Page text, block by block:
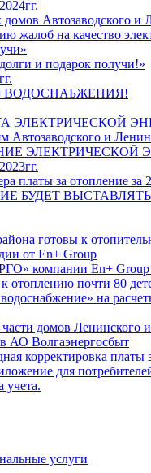
Автозаводского и
жалоб на качество
и подарок получи!»
ВОДОСНАБЖЕНИЯ!
ЭЛЕКТРИЧЕСКОЙ
и
ЭЛЕКТРИЧЕСКОЙ
платы за отопление за
БУДЕТ
готовы к
от En+ Group
компании En+ Group
отоплению почти 80
на
домов Ленинского и
АО Волгаэнергосбыт
корректировка платы
для
учета.
услуги